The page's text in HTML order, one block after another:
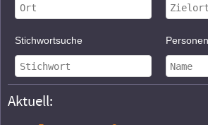
Stichwortsuche
Aktuell: